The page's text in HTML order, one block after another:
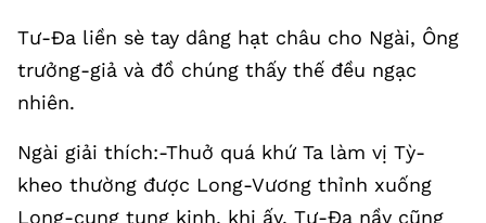
Tư-Đa liền sè tay dâng hạt châu cho Ngài, Ông
trưởng-giả và đồ chúng thấy thế đều ngạc
nhiên.
Ngài giải thích:-Thuở quá khứ Ta làm vị Tỳ-
kheo thường được Long-Vương thỉnh xuống
Long-cung tụng kinh, khi ấy, Tư-Đa nầy cũng